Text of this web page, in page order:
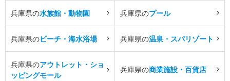
兵庫県の水族館・動物園 兵庫県のプール
兵庫県のビーチ・海水浴場 兵庫県の温泉・スパリゾート
兵庫県のアウトレット・ショ
ッピングモール
兵庫県の商業施設・百貨店